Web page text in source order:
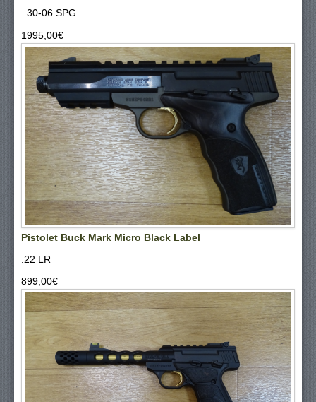
. 30-06 SPG
1995,00‎€
Pistolet Buck Mark Micro Black Label
.22 LR
899,00‎€